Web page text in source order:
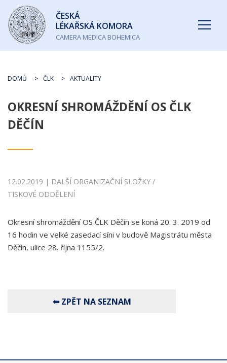
Česká
lékařská
komora
ČESKÁ
LÉKAŘSKÁ KOMORA
CAMERA MEDICA BOHEMICA
DOMŮ ČLK AKTUALITY
OKRESNÍ SHROMÁŽDĚNÍ OS ČLK
DĚČÍN
12.02.2019 | DALŠÍ ORGANIZAČNÍ SLOŽKY /
TISKOVÉ ODDĚLENÍ
Okresní shromáždění OS ČLK Děčín se koná 20. 3. 2019 od
16 hodin ve velké zasedací síni v budově Magistrátu města
Děčín, ulice 28. října 1155/2.